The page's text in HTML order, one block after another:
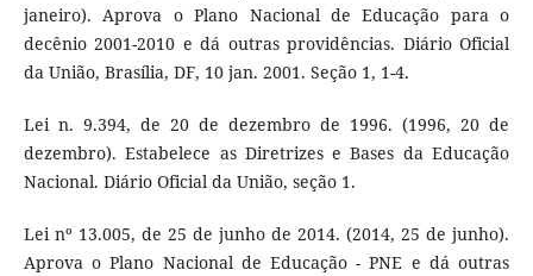
janeiro). Aprova o Plano Nacional de Educação para o
decênio 2001-2010 e dá outras providências. Diário Oficial
da União, Brasília, DF, 10 jan. 2001. Seção 1, 1-4.
Lei n. 9.394, de 20 de dezembro de 1996. (1996, 20 de
dezembro). Estabelece as Diretrizes e Bases da Educação
Nacional. Diário Oficial da União, seção 1.
Lei nº 13.005, de 25 de junho de 2014. (2014, 25 de junho).
Aprova o Plano Nacional de Educação - PNE e dá outras